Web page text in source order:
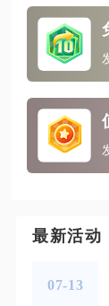
最新活动
07-13